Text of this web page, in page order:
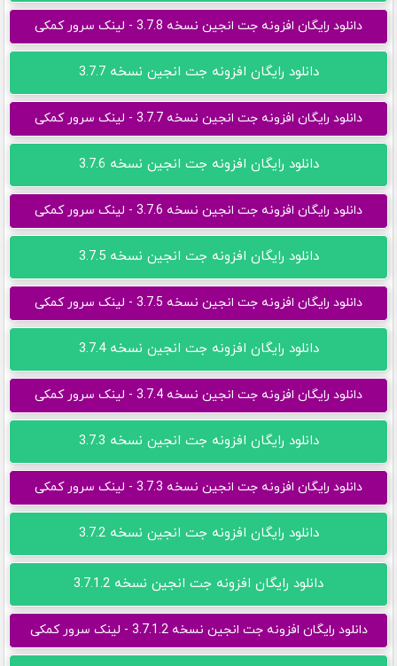
دانلود رایگان افزونه جت انجین نسخه 3.7.8 - لینک سرور کمکی
دانلود رایگان افزونه جت انجین نسخه 3.7.7
دانلود رایگان افزونه جت انجین نسخه 3.7.7 - لینک سرور کمکی
دانلود رایگان افزونه جت انجین نسخه 3.7.6
دانلود رایگان افزونه جت انجین نسخه 3.7.6 - لینک سرور کمکی
دانلود رایگان افزونه جت انجین نسخه 3.7.5
دانلود رایگان افزونه جت انجین نسخه 3.7.5 - لینک سرور کمکی
دانلود رایگان افزونه جت انجین نسخه 3.7.4
دانلود رایگان افزونه جت انجین نسخه 3.7.4 - لینک سرور کمکی
دانلود رایگان افزونه جت انجین نسخه 3.7.3
دانلود رایگان افزونه جت انجین نسخه 3.7.3 - لینک سرور کمکی
دانلود رایگان افزونه جت انجین نسخه 3.7.2
دانلود رایگان افزونه جت انجین نسخه 3.7.1.2
دانلود رایگان افزونه جت انجین نسخه 3.7.1.2 - لینک سرور کمکی